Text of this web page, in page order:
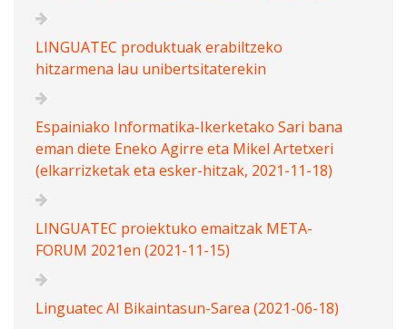
LINGUATEC produktuak erabiltzeko
hitzarmena lau unibertsitaterekin
Espainiako Informatika-Ikerketako Sari bana
eman diete Eneko Agirre eta Mikel Artetxeri
(elkarrizketak eta esker-hitzak, 2021-11-18)
LINGUATEC proiektuko emaitzak META-
FORUM 2021en (2021-11-15)
Linguatec AI Bikaintasun-Sarea (2021-06-18)